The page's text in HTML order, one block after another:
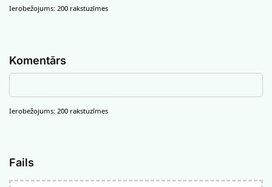
Ierobežojums: 200 rakstuzīmes
Komentārs
Ierobežojums: 200 rakstuzīmes
Fails